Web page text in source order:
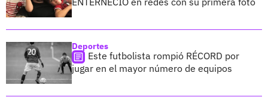
Deportes
Este futbolista rompió RÉCORD por
jugar en el mayor número de equipos